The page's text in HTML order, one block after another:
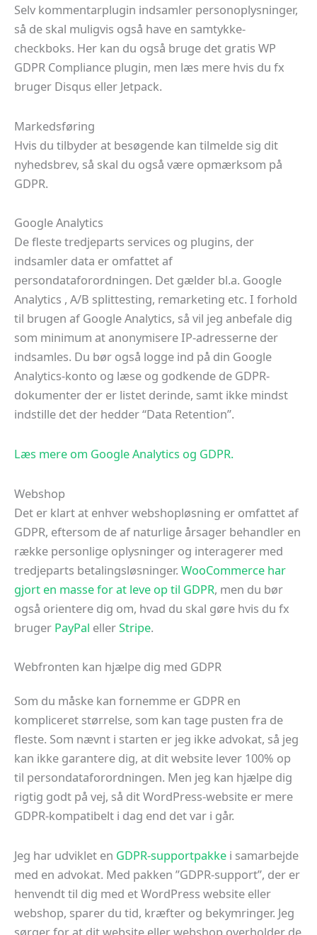
Selv kommentarplugin indsamler personoplysninger,
så de skal muligvis også have en samtykke-
checkboks. Her kan du også bruge det gratis WP
GDPR Compliance plugin, men læs mere hvis du fx
bruger Disqus eller Jetpack.
Markedsføring
Hvis du tilbyder at besøgende kan tilmelde sig dit
nyhedsbrev, så skal du også være opmærksom på
GDPR.
Google Analytics
De fleste tredjeparts services og plugins, der
indsamler data er omfattet af
persondataforordningen. Det gælder bl.a. Google
Analytics , A/B splittesting, remarketing etc. I forhold
til brugen af Google Analytics, så vil jeg anbefale dig
som minimum at anonymisere IP-adresserne der
indsamles. Du bør også logge ind på din Google
Analytics-konto og læse og godkende de GDPR-
dokumenter der er listet derinde, samt ikke mindst
indstille det der hedder “Data Retention”.
Læs mere om Google Analytics og GDPR.
Webshop
Det er klart at enhver webshopløsning er omfattet af
GDPR, eftersom de af naturlige årsager behandler en
række personlige oplysninger og interagerer med
tredjeparts betalingsløsninger. WooCommerce har
gjort en masse for at leve op til GDPR, men du bør
også orientere dig om, hvad du skal gøre hvis du fx
bruger PayPal ellerStripe.
Webfronten kan hjælpe dig med GDPR
Som du måske kan fornemme er GDPR en
kompliceret størrelse, som kan tage pusten fra de
fleste. Som nævnt i starten er jeg ikke advokat, så jeg
kan ikke garantere dig, at dit website lever 100% op
til persondataforordningen. Men jeg kan hjælpe dig
rigtig godt på vej, så dit WordPress-website er mere
GDPR-kompatibelt i dag end det var i går.
Jeg har udviklet en GDPR-supportpakke i samarbejde
med en advokat. Med pakken ”GDPR-support”, der er
henvendt til dig med et WordPress website eller
webshop, sparer du tid, kræfter og bekymringer. Jeg
sørger for at dit website eller webshop overholder de